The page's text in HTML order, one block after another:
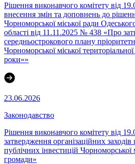
Рішення виконавчого комітету від
внесення змін та доповнень до
Чорноморської міської ради
області від 11.11.2025 № 438 «Про
середньострокового плану
Чорноморської міської
роки»»
23.06.2026
Законодавство
Рішення виконавчого комітету від
затвердження організаційних
публічних інвестицій Чорноморської
громади»